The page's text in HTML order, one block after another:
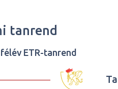
tanrend
ETR-tanrend